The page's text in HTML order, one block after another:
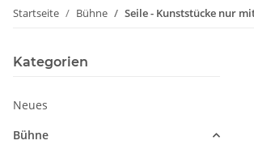
Startseite Bühne Seile - Kunststücke nur
Kategorien
Neues
Bühne